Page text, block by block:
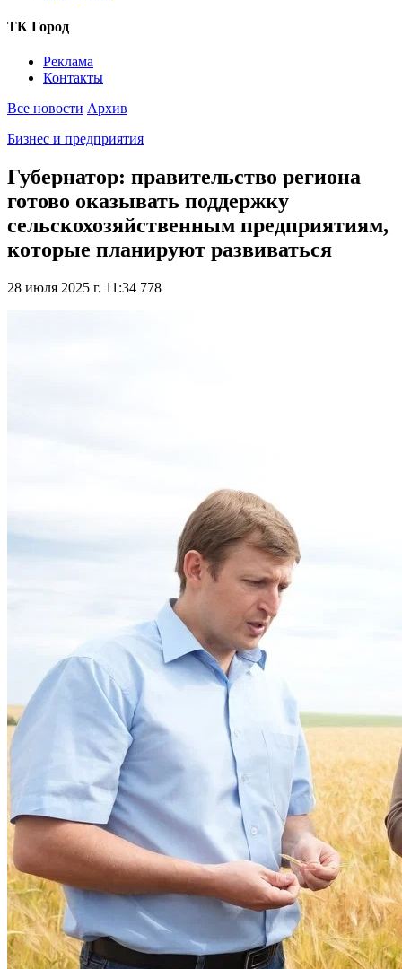
ТК Город
Реклама
Контакты
Все новости Архив
Бизнес и предприятия
Губернатор: правительство региона
готово оказывать поддержку
сельскохозяйственным предприятиям,
которые планируют развиваться
28 июля 2025 г. 11:34 778